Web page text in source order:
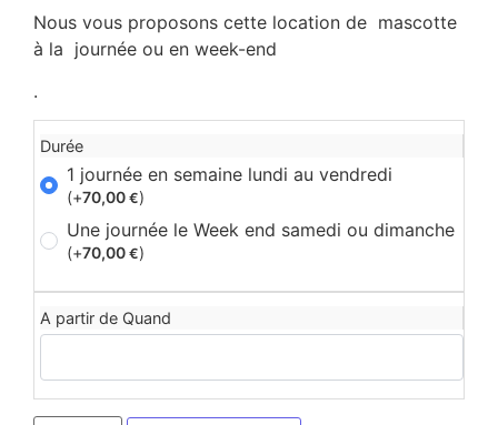
Nous vous proposons cette location de mascotte
à la journée ou en week-end
.
Durée
1 journée en semaine lundi au vendredi
(+70,00 €)
Une journée le Week end samedi ou dimanche
(+70,00 €)
A partir de Quand